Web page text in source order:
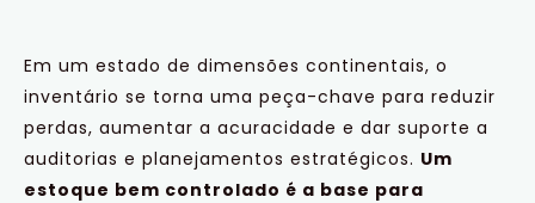
Em um estado de dimensões continentais, o
inventário se torna uma peça-chave para reduzir
perdas, aumentar a acuracidade e dar suporte a
auditorias e planejamentos estratégicos. Um
estoque bem controlado é a base para